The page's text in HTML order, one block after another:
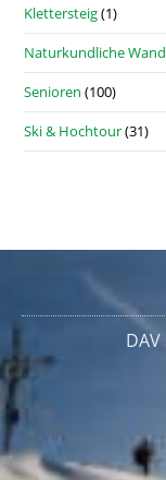
Klettersteig(1)
Naturkundliche
Senioren (100)
Ski & Hochtour(31)